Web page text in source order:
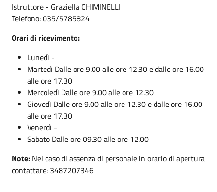
Istruttore - Graziella CHIMINELLI
Telefono: 035/5785824
Orari di ricevimento:
Lunedì -
Martedì Dalle ore 9.00 alle ore 12.30 e dalle ore 16.00
alle ore 17.30
Mercoledì Dalle ore 9.00 alle ore 12.30
Giovedì Dalle ore 9.00 alle ore 12.30 e dalle ore 16.00
alle ore 17.30
Venerdì -
Sabato Dalle ore 09.30 alle ore 12.00
Note: Nel caso di assenza di personale in orario di apertura
contattare: 3487207346